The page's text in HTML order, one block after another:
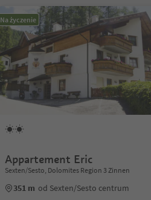
Na życzenie
Appartement Eric
Sexten/Sesto, Dolomites Region 3 Zinnen
351 m od Sexten/Sesto centrum